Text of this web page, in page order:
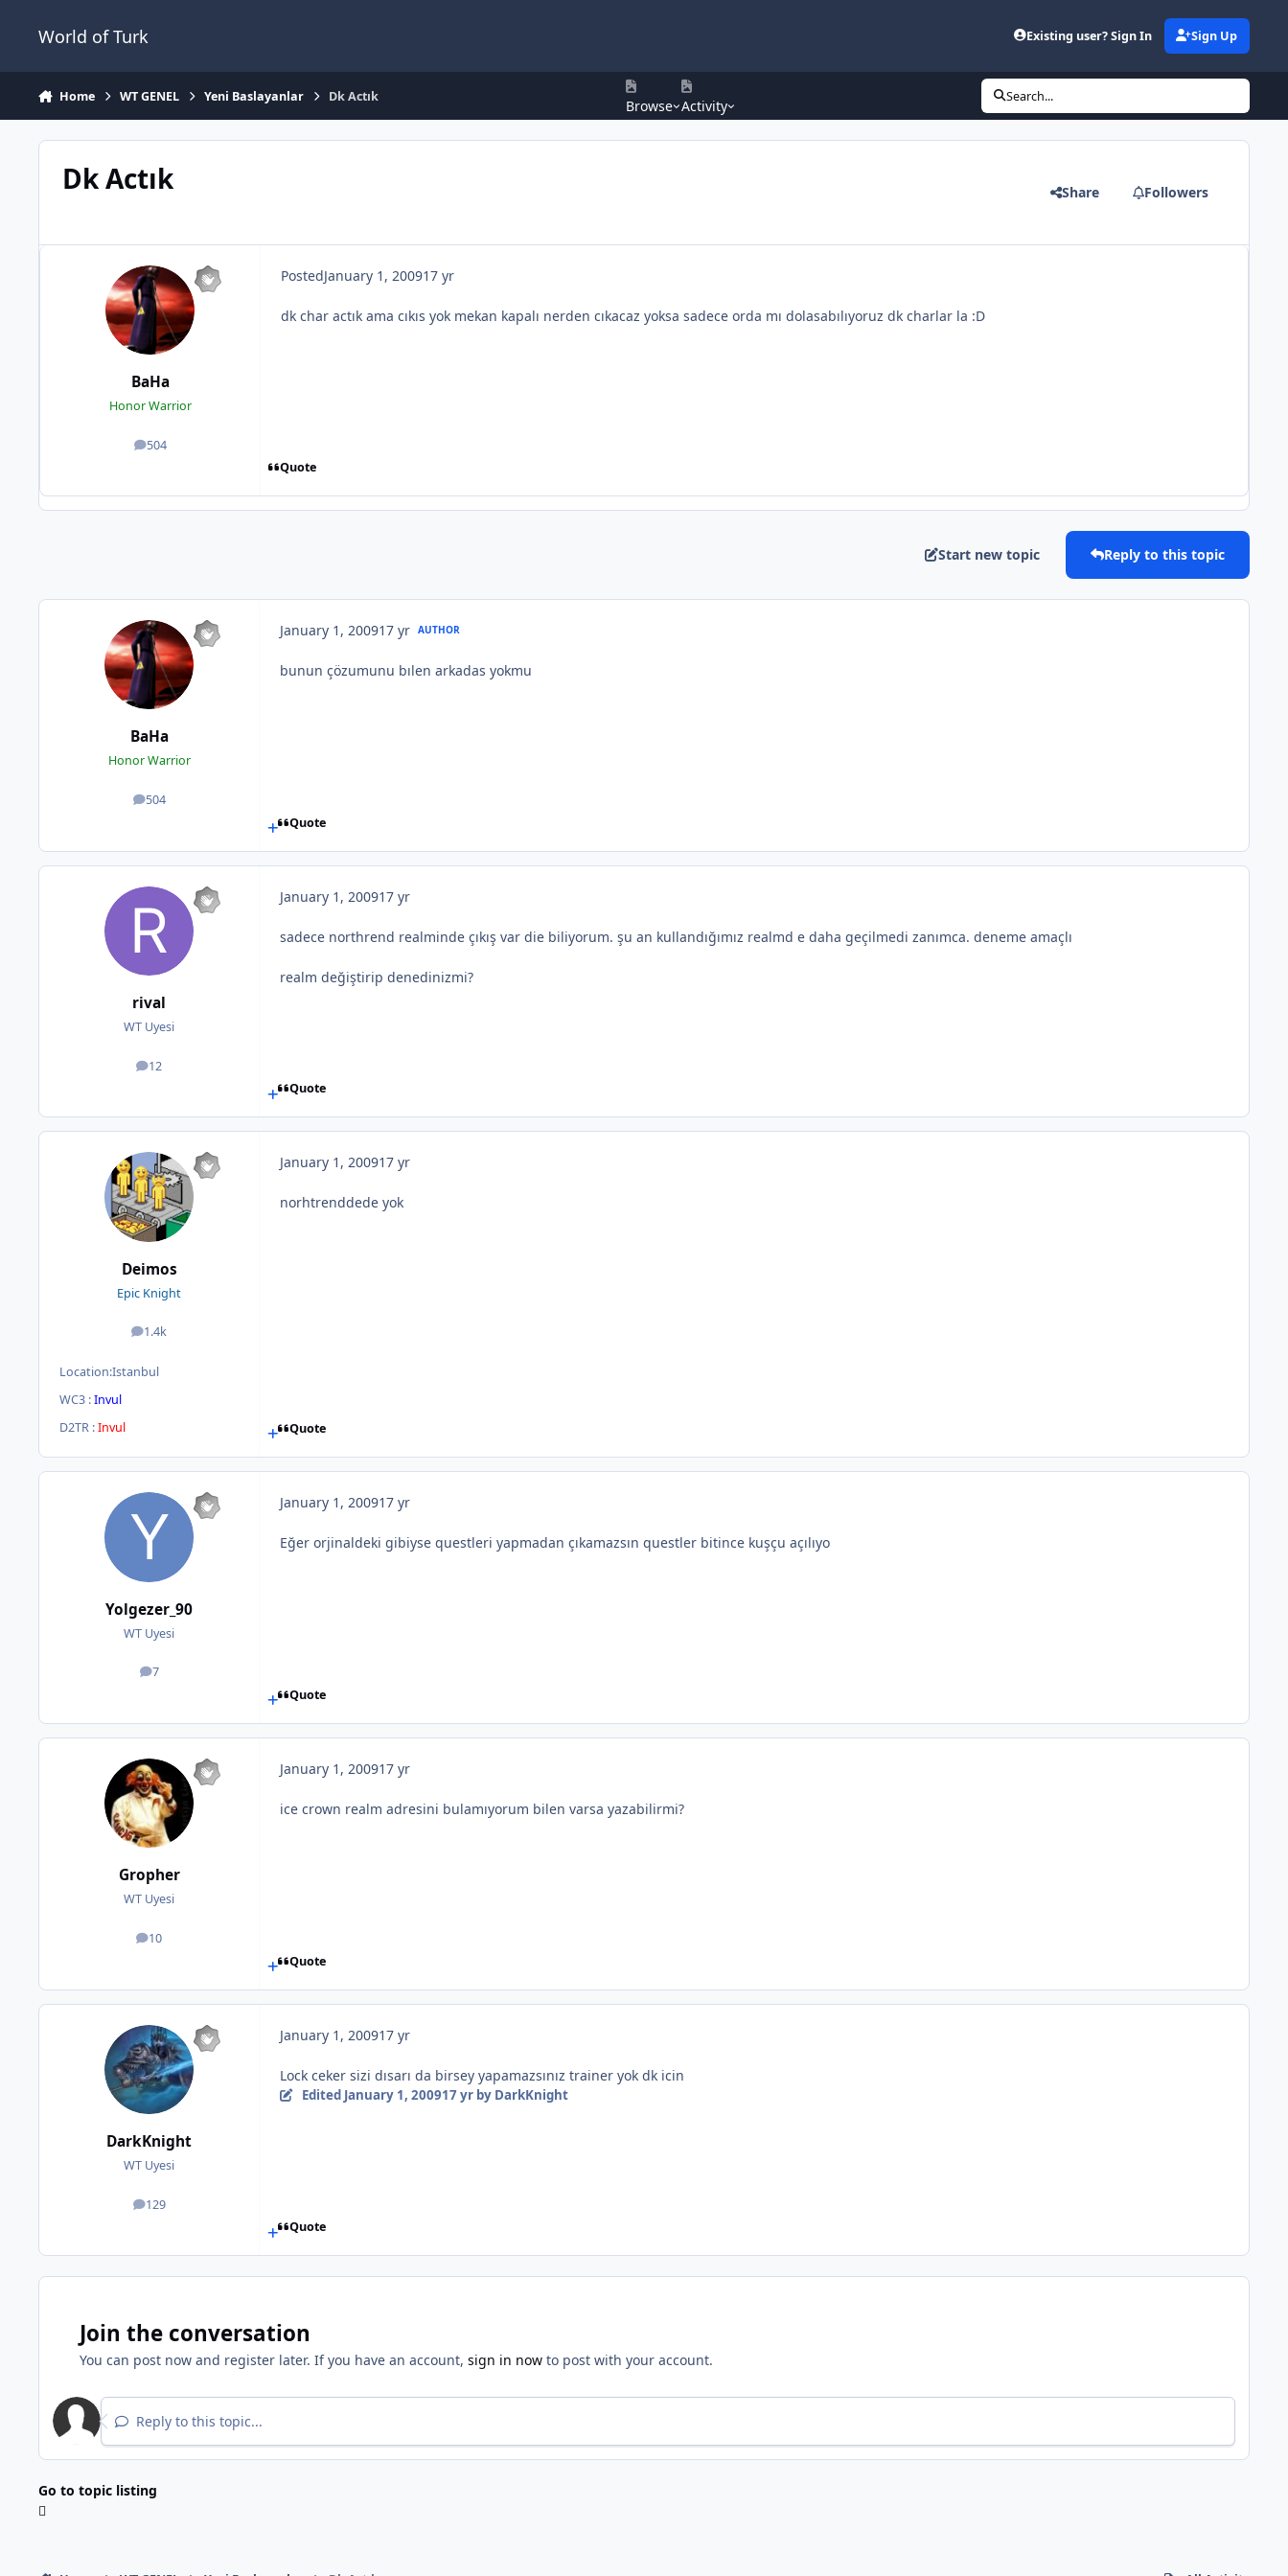
World of Turk Existing user? Sign In Sign Up
Home WT GENEL Yeni Baslayanlar Dk Actık
Browse Activity
Search...
Dk Actık Share Followers
BaHa
Honor Warrior
504
posts
PostedJanuary 1, 200917 yr
dk char actık ama cıkıs yok mekan kapalı nerden cıkacaz yoksa sadece orda mı dolasabılıyoruz dk charlar la :D
Quote
Start new topic Reply to this topic
BaHa
Honor Warrior
504
posts
January 1, 200917 yr AUTHOR
bunun çözumunu bılen arkadas yokmu
Quote
rival
WT Uyesi
12
posts
January 1, 200917 yr
sadece northrend realminde çıkış var die biliyorum. şu an kullandığımız realmd e daha geçilmedi zanımca. deneme amaçlı
realm değiştirip denedinizmi?
Quote
Deimos
Epic Knight
1.4k
posts
Location:Istanbul
WC3 :Invul
D2TR :Invul
January 1, 200917 yr
norhtrenddede yok
Quote
Yolgezer_90
WT Uyesi
7
posts
January 1, 200917 yr
Eğer orjinaldeki gibiyse questleri yapmadan çıkamazsın questler bitince kuşçu açılıyo
Quote
Gropher
WT Uyesi
10
posts
January 1, 200917 yr
ice crown realm adresini bulamıyorum bilen varsa yazabilirmi?
Quote
DarkKnight
WT Uyesi
129
posts
January 1, 200917 yr
Lock ceker sizi dısarı da birsey yapamazsınız trainer yok dk icin
Edited January 1, 200917 yrby DarkKnight
Quote
Join the conversation
You can post now and register later. If you have an account, sign in now to post with your account.
Reply to this topic...
Go to topic listing